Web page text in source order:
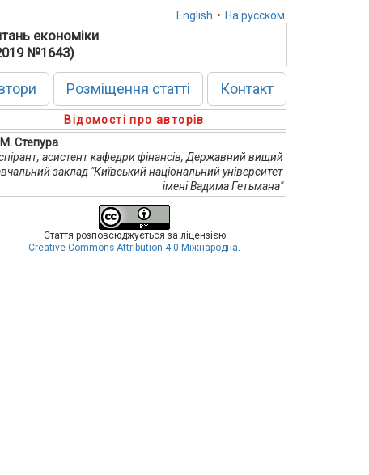
English • На русском
економіки
№1643)
Розміщення статті Контакт
Відомості про авторів
Степура
асистент кафедри фінансів, Державний вищий
заклад "Київський національний університет
імені Вадима Гетьмана"
Стаття розповсюджується за ліцензією
Creative Commons Attribution 4.0 Міжнародна.